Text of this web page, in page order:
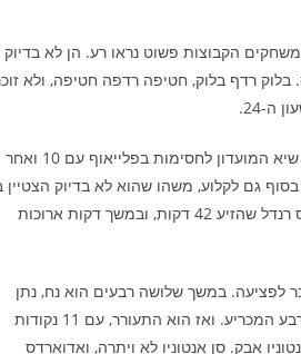
הקבוצות פשוט נראו רע. הן לא בדיוק
רדף בלוק, חטיפה רדפה חטיפה, ולא
ה-24.
בשלב מסוים נראה היה שוומבי רודף כבר אחרי תואר שחקן ההגנה של העונה הבאה, כששבר את שיא המועדון לחסימות בפלייאוף עם 10 ואחר
לחסום, צריך בסוף גם לקלוע, משהו שהוא לא בדיוק הצטיין
במשחק. למעשה, בשתי הקבוצות השחקנים עבדו מאוד קשה בשביל לקלוע הלילה, במיוחד ג'וליוס רנדל שהזיע 42 דקות, ובמשך דקות ארוכות
לפציעה. במשך שלושה רבעים הוא נח, נתן
לחבריו לסחוב את האלונקה ולהביא את הקבוצה למצב שבו הוא רק צריך לפתוח מבערים קצת ברבע המכריע. ואז הוא התעורר, עם 11 נקודות
הם עלו ליתרון הגדול במשחק של 9, והשאירו לסן אנטוניו אבק. סן אנטוניו לא ויתרה, ואדוארדס